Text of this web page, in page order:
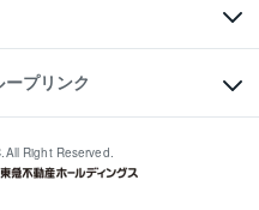
ー
用の相談・お問い合わせ窓口）
どの送付停止について
ライダルクラブ
タッフ株式会社まで
レクション
プリンク
Right Reserved.